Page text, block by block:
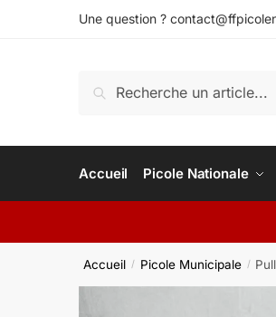
Une question ?
pour :
Recherche
Accueil Picole Nationale
Accueil / Picole Municipale /